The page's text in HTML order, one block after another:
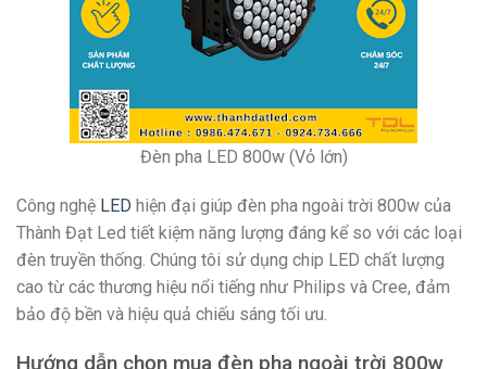
Đèn pha LED 800w (Vỏ lớn)
Công nghệ LED hiện đại giúp đèn pha ngoài trời 800w của
Thành Đạt Led tiết kiệm năng lượng đáng kể so với các loại
đèn truyền thống. Chúng tôi sử dụng chip LED chất lượng
cao từ các thương hiệu nổi tiếng như Philips và Cree, đảm
bảo độ bền và hiệu quả chiếu sáng tối ưu.
Hướng dẫn chọn mua đèn pha ngoài trời 800w